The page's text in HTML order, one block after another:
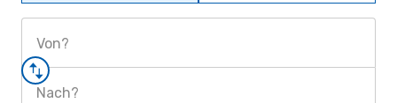
Von?
Nach?